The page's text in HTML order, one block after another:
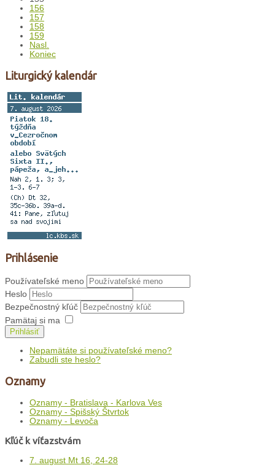
156
157
158
159
Nasl.
Koniec
Liturgický kalendár
Prihlásenie
Používateľské meno
Heslo
Bezpečnostný kľúč
Pamätaj si ma
Prihlásiť
Nepamätáte si používateľské meno?
Zabudli ste heslo?
Oznamy
Oznamy - Bratislava - Karlova Ves
Oznamy - Spišský Štvrtok
Oznamy - Levoča
Kľúč k víťazstvám
7. august Mt 16, 24-28